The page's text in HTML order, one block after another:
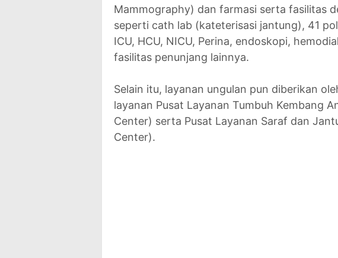
Mammography) dan farmasi serta fasilitas
seperti cath lab (kateterisasi jantung), 41
ICU, HCU, NICU, Perina, endoskopi,
fasilitas penunjang lainnya.
Selain itu, layanan ungulan pun diberikan
layanan Pusat Layanan Tumbuh Kembang
Center) serta Pusat Layanan Saraf dan
Center).